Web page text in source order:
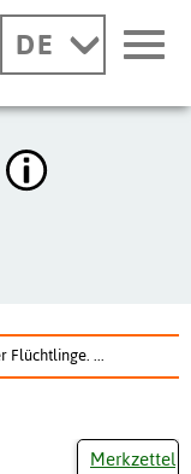
DE
...
Merkzettel